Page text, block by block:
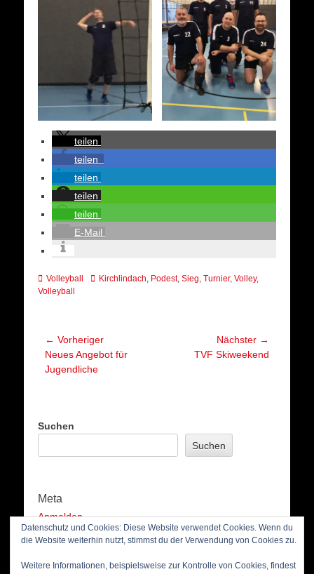
teilen
teilen
teilen
teilen
teilen
E-Mail
Kategorien
Volleyball Schlagworte
Kirchlindach, Podest, Sieg, Turnier, Volley,
Volleyball
Beitragsnavigation
← Vorheriger
Vorheriger
Beitrag:
Neues Angebot für
Jugendliche
Nächster →
NächsterTVF Skiweekend
Suchen
Suchen
Meta
Anmelden
Eintrags-Feed
Kommentar-Feed
WordPress.org
Datenschutz und Cookies: Diese Website verwendet Cookies. Wenn du
die Website weiterhin nutzt, stimmst du der Verwendung von Cookies zu.
Weitere Informationen, beispielsweise zur Kontrolle von Cookies, findest